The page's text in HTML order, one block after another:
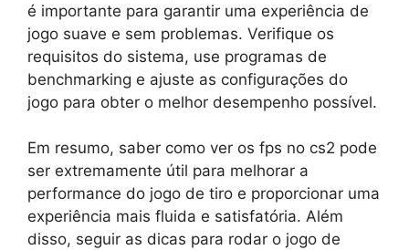
é importante para garantir uma experiência de
jogo suave e sem problemas. Verifique os
requisitos do sistema, use programas de
benchmarking e ajuste as configurações do
jogo para obter o melhor desempenho possível.
Em resumo, saber como ver os fps no cs2 pode
ser extremamente útil para melhorar a
performance do jogo de tiro e proporcionar uma
experiência mais fluida e satisfatória. Além
disso, seguir as dicas para rodar o jogo de